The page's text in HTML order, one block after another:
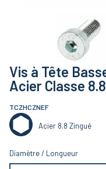
Vis à Tête
Acier Classe
TCZHCZNEF
Acier 8.8 Zingué
Diamètre/ Longueur